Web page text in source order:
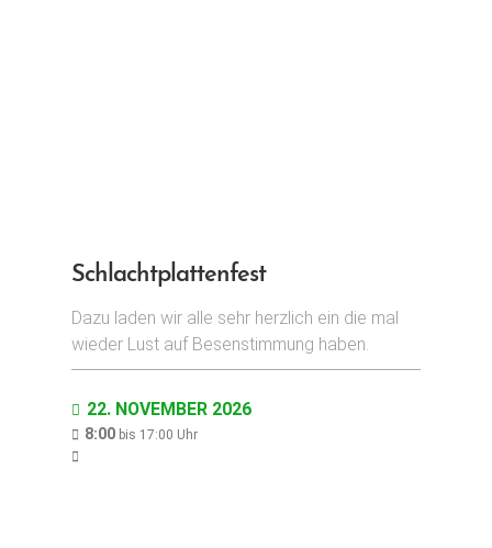
Schlachtplattenfest
Dazu laden wir alle sehr herzlich ein die mal
wieder Lust auf Besenstimmung haben.
22. NOVEMBER 2026
8:00 bis 17:00 Uhr